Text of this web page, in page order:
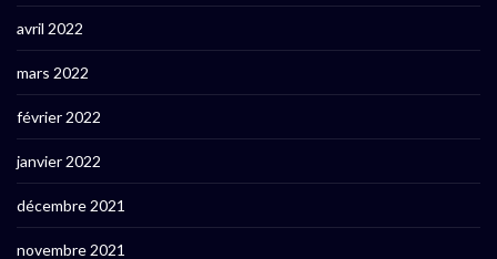
avril 2022
mars 2022
février 2022
janvier 2022
décembre 2021
novembre 2021